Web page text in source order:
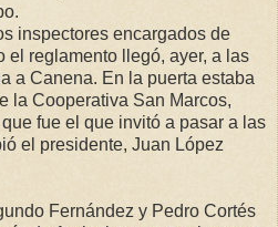
inspectores encargados de
el reglamento llegó, ayer, a las
a Canena. En la puerta estaba
la Cooperativa San Marcos,
fue el que invitó a pasar a las
el presidente, Juan López
Fernández y Pedro Cortés